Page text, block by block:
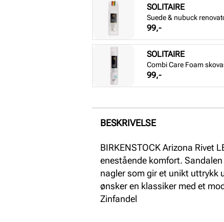
SOLITAIRE
Suede & nubuck
Pris
99,-
SOLITAIRE
Combi Care Foam
Pris
99,-
BESKRIVELSE
BIRKENSTOCK Arizona Rivet
enestående komfort.
nagler som gir et unikt uttrykk
ønsker en klassiker med et
Zinfandel